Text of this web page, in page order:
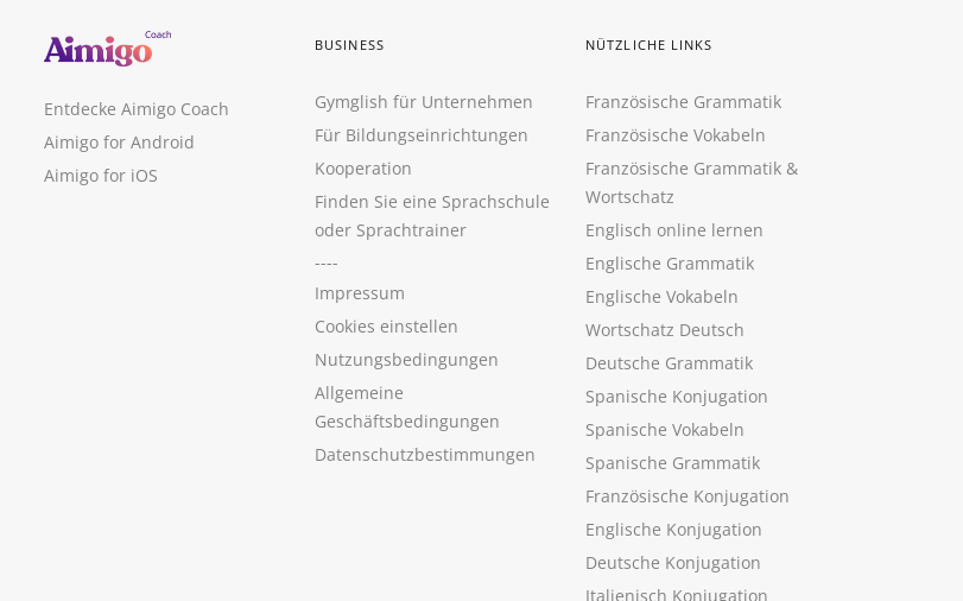
Entdecke Aimigo Coach
Aimigo for Android
Aimigo for iOS
BUSINESS
Gymglish für Unternehmen
Für Bildungseinrichtungen
Kooperation
Finden Sie eine Sprachschule
oder Sprachtrainer
----
Impressum
Cookies einstellen
Nutzungsbedingungen
Allgemeine
Geschäftsbedingungen
Datenschutzbestimmungen
NÜTZLICHE LINKS
Französische Grammatik
Französische Vokabeln
Französische Grammatik &
Wortschatz
Englisch online lernen
Englische Grammatik
Englische Vokabeln
Wortschatz Deutsch
Deutsche Grammatik
Spanische Konjugation
Spanische Vokabeln
Spanische Grammatik
Französische Konjugation
Englische Konjugation
Deutsche Konjugation
Italienisch Konjugation